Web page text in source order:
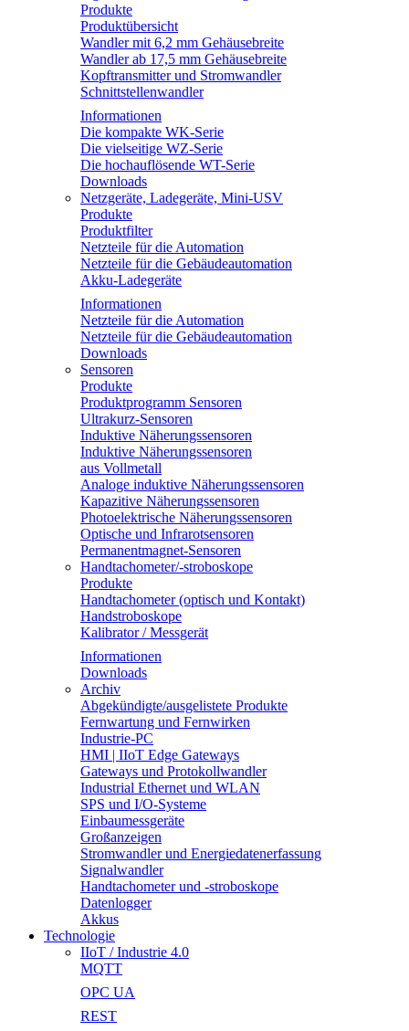
Produkte
Produktübersicht
Wandler mit 6,2 mm Gehäusebreite
Wandler ab 17,5 mm Gehäusebreite
Kopftransmitter und Stromwandler
Schnittstellenwandler
Informationen
Die kompakte WK-Serie
Die vielseitige WZ-Serie
Die hochauflösende WT-Serie
Downloads
Netzgeräte, Ladegeräte, Mini-USV
Produkte
Produktfilter
Netzteile für die Automation
Netzteile für die Gebäudeautomation
Akku-Ladegeräte
Informationen
Netzteile für die Automation
Netzteile für die Gebäudeautomation
Downloads
Sensoren
Produkte
Produktprogramm Sensoren
Ultrakurz-Sensoren
Induktive Näherungssensoren
Induktive Näherungssensoren
aus Vollmetall
Analoge induktive Näherungssensoren
Kapazitive Näherungssensoren
Photoelektrische Näherungssensoren
Optische und Infrarotsensoren
Permanentmagnet-Sensoren
Handtachometer/-stroboskope
Produkte
Handtachometer (optisch und Kontakt)
Handstroboskope
Kalibrator / Messgerät
Informationen
Downloads
Archiv
Abgekündigte/ausgelistete Produkte
Fernwartung und Fernwirken
Industrie-PC
HMI | IIoT Edge Gateways
Gateways und Protokollwandler
Industrial Ethernet und WLAN
SPS und I/O-Systeme
Einbaumessgeräte
Großanzeigen
Stromwandler und Energiedatenerfassung
Signalwandler
Handtachometer und -stroboskope
Datenlogger
Akkus
Technologie
IIoT / Industrie 4.0
MQTT
OPC UA
REST